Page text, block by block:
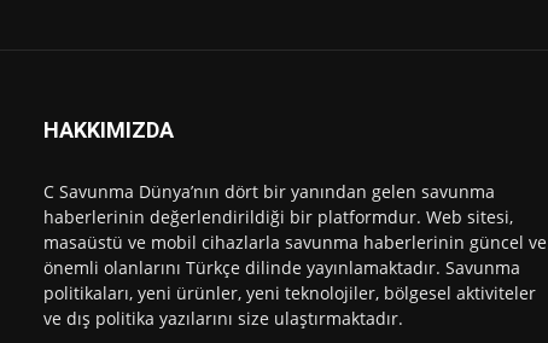
HAKKIMIZDA
C Savunma Dünya’nın dört bir yanından gelen savunma
haberlerinin değerlendirildiği bir platformdur. Web sitesi,
masaüstü ve mobil cihazlarla savunma haberlerinin güncel ve
önemli olanlarını Türkçe dilinde yayınlamaktadır. Savunma
politikaları, yeni ürünler, yeni teknolojiler, bölgesel aktiviteler
ve dış politika yazılarını size ulaştırmaktadır.